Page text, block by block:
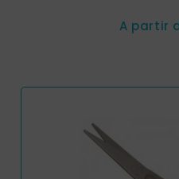
A partir